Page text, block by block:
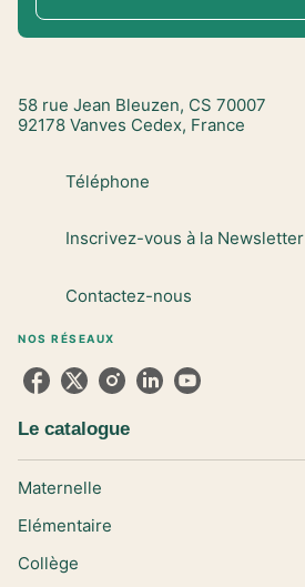
58 rue Jean Bleuzen, CS 70007
92178 Vanves Cedex, France
Téléphone
Inscrivez-vous à la Newsletter
Contactez-nous
NOS RÉSEAUX
Le catalogue
Maternelle
Elémentaire
Collège